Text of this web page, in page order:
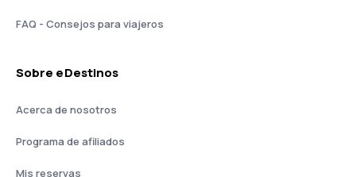
FAQ - Consejos para viajeros
Sobre eDestinos
Acerca de nosotros
Programa de afiliados
Mis reservas